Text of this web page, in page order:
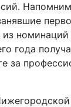
номинаций
года
за